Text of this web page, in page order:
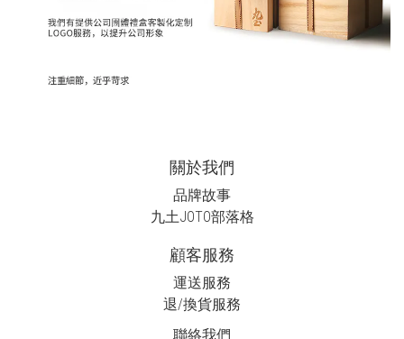
關於我們
品牌故事
九土JOTO部落格
顧客服務
運送服務
退/換貨服務
聯絡我們